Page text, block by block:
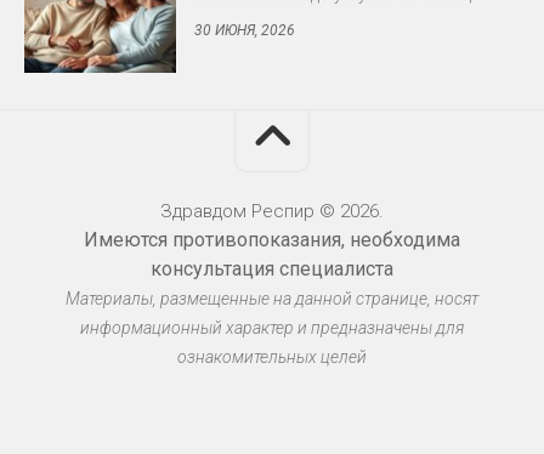
30 ИЮНЯ, 2026
Блог
Миома матки: когда оперировать
30 ИЮНЯ, 2026
Здравдом Респир © 2026.
Имеются противопоказания, необходима
консультация специалиста
Материалы, размещенные на данной странице, носят
информационный характер и предназначены для
ознакомительных целей